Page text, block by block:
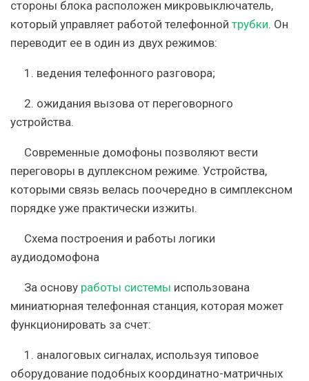
стороны блока расположен микровыключатель,
который управляет работой телефонной трубки. Он
переводит ее в один из двух режимов:
1. ведения телефонного разговора;
2. ожидания вызова от переговорного
устройства.
Современные домофоны позволяют вести
переговоры в дуплексном режиме. Устройства,
которыми связь велась поочередно в симплексном
порядке уже практически изжиты.
Схема построения и работы логики
аудиодомофона
За основу работы системы использована
миниатюрная телефонная станция, которая может
функционировать за счет:
1. аналоговых сигналах, используя типовое
оборудование подобных координатно-матричных